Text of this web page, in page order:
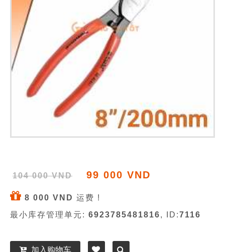
104 000 VND 99 000 VND
8 000 VND 运费 !
最小库存管理单元: 6923785481816, ID:7116
加入购物车